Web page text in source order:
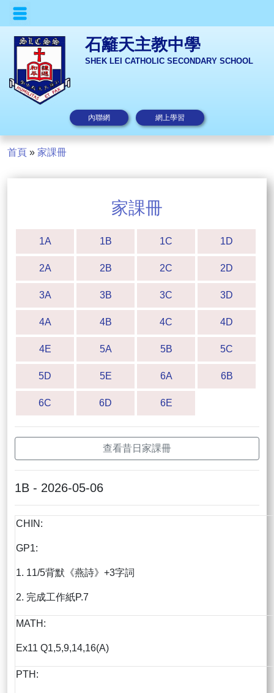
石籬天主教中學
SHEK LEI CATHOLIC SECONDARY SCHOOL
內聯網 網上學習
首頁 » 家課冊
家課冊
1A 1B 1C 1D
2A 2B 2C 2D
3A 3B 3C 3D
4A 4B 4C 4D
4E 5A 5B 5C
5D 5E 6A 6B
6C 6D 6E
查看昔日家課冊
1B - 2026-05-06
CHIN:
GP1:
1. 11/5背默《燕詩》+3字詞
2. 完成工作紙P.7
MATH:
Ex11 Q1,5,9,14,16(A)
PTH: